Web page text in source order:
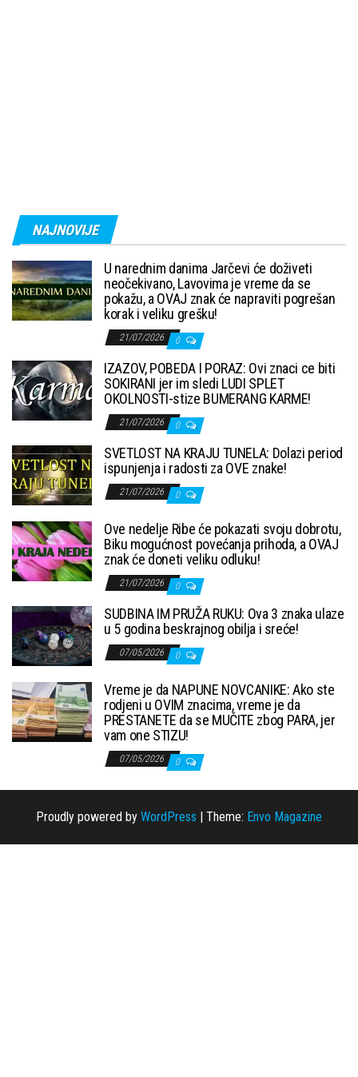
NAJNOVIJE
U narednim danima Jarčevi će doživeti
neočekivano, Lavovima je vreme da se
pokažu, a OVAJ znak će napraviti pogrešan
korak i veliku grešku!
21/07/2026 0
IZAZOV, POBEDA I PORAZ: Ovi znaci ce biti
SOKIRANI jer im sledi LUDI SPLET
OKOLNOSTI-stize BUMERANG KARME!
21/07/2026 0
SVETLOST NA KRAJU TUNELA: Dolazi period
ispunjenja i radosti za OVE znake!
21/07/2026 0
Ove nedelje Ribe će pokazati svoju dobrotu,
Biku mogućnost povećanja prihoda, a OVAJ
znak će doneti veliku odluku!
21/07/2026 0
SUDBINA IM PRUŽA RUKU: Ova 3 znaka ulaze
u 5 godina beskrajnog obilja i sreće!
07/05/2026 0
Vreme je da NAPUNE NOVCANIKE: Ako ste
rodjeni u OVIM znacima, vreme je da
PRESTANETE da se MUČITE zbog PARA, jer
vam one STIZU!
07/05/2026 0
Proudly powered by WordPress Theme: Envo Magazine